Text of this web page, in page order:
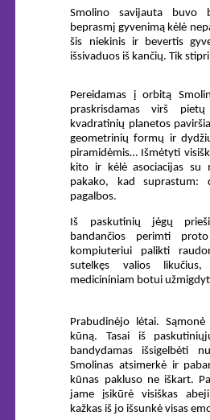
Smolino savijauta buvo
beprasmį gyvenimą kėlė
šis niekinis ir bevertis
išsivaduos iš kančių. Tik
Pereidamas į orbitą
praskrisdamas virš
kvadratinių planetos
geometrinių formų ir
piramidėmis… Išmėtyti
kito ir kėlė asociacijas su
pakako, kad
pagalbos.
Iš paskutinių jėgų
bandančios perimti
kompiuteriui palikti
sutelkęs valios
medicininiam botui
Prabudinėjo lėtai.
kūną. Tasai iš
bandydamas išsigelbėti
Smolinas atsimerkė ir
kūnas pakluso ne iškart.
jame įsikūrė visiškas
kažkas iš jo išsunkė visas